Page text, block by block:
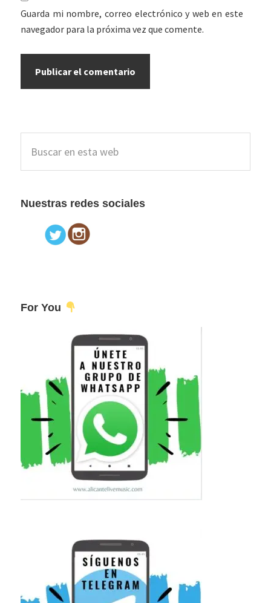
Guarda mi nombre, correo electrónico y web en este
navegador para la próxima vez que comente.
Barra
lateral
esta
Nuestras redes sociales
For You